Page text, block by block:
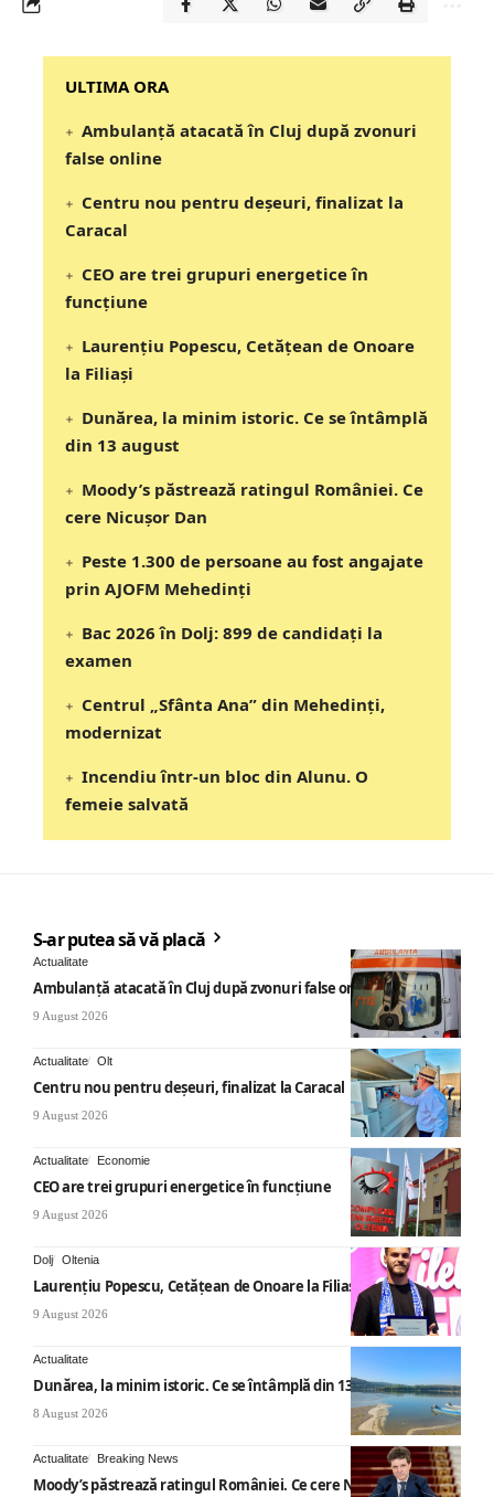
‎‎‎‎‎‎‎ULTIMA ORA
Ambulanță atacată în Cluj după zvonuri
false online
Centru nou pentru deșeuri, finalizat la
Caracal
CEO are trei grupuri energetice în
funcțiune
Laurențiu Popescu, Cetățean de Onoare
la Filiași
Dunărea, la minim istoric. Ce se întâmplă
din 13 august
Moody’s păstrează ratingul României. Ce
cere Nicușor Dan
Peste 1.300 de persoane au fost angajate
prin AJOFM Mehedinți
Bac 2026 în Dolj: 899 de candidați la
examen
Centrul „Sfânta Ana” din Mehedinți,
modernizat
Incendiu într-un bloc din Alunu. O
femeie salvată
S-ar putea să vă placă
Actualitate
Ambulanță atacată în Cluj după zvonuri false online
9 August 2026
Actualitate Olt
Centru nou pentru deșeuri, finalizat la Caracal
9 August 2026
Actualitate Economie
CEO are trei grupuri energetice în funcțiune
9 August 2026
Dolj Oltenia
Laurențiu Popescu, Cetățean de Onoare la Filiași
9 August 2026
Actualitate
Dunărea, la minim istoric. Ce se întâmplă din 13 august
8 August 2026
Actualitate Breaking News
Moody’s păstrează ratingul României. Ce cere Nicușor Dan